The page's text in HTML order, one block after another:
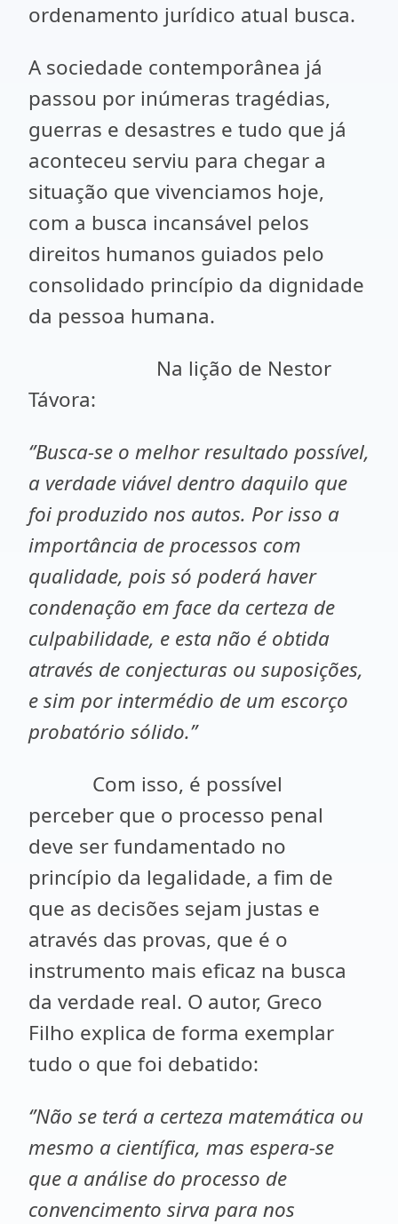
ordenamento jurídico atual busca.
A sociedade contemporânea já
passou por inúmeras tragédias,
guerras e desastres e tudo que já
aconteceu serviu para chegar a
situação que vivenciamos hoje,
com a busca incansável pelos
direitos humanos guiados pelo
consolidado princípio da dignidade
da pessoa humana.
Na lição de Nestor
Távora:
‘’Busca-se o melhor resultado possível,
a verdade viável dentro daquilo que
foi produzido nos autos. Por isso a
importância de processos com
qualidade, pois só poderá haver
condenação em face da certeza de
culpabilidade, e esta não é obtida
através de conjecturas ou suposições,
e sim por intermédio de um escorço
probatório sólido.’’
Com isso, é possível
perceber que o processo penal
deve ser fundamentado no
princípio da legalidade, a fim de
que as decisões sejam justas e
através das provas, que é o
instrumento mais eficaz na busca
da verdade real. O autor, Greco
Filho explica de forma exemplar
tudo o que foi debatido:
‘’Não se terá a certeza matemática ou
mesmo a científica, mas espera-se
que a análise do processo de
convencimento sirva para nos